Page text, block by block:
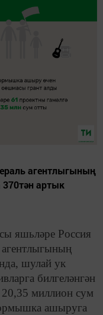
агентлыгының
артык
яшьләре Россия
шулай ук
билгеләнгән
20,35 миллион сум
ашыруга